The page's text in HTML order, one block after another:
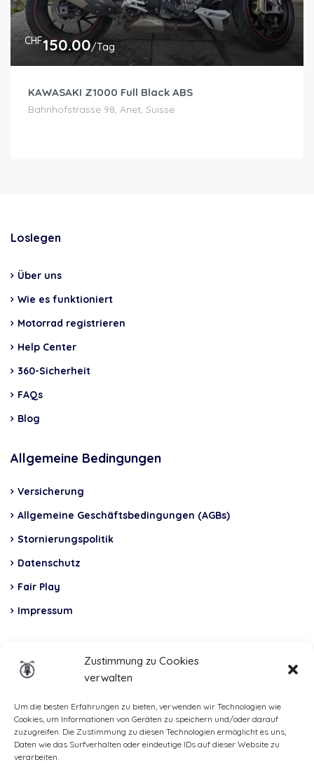
Zustimmung zu Cookies
verwalten
Um die besten Erfahrungen zu bieten, verwenden wir Technologien wie
Cookies, um Informationen von Geräten zu speichern und/oder darauf
zuzugreifen. Die Zustimmung zu diesen Technologien ermöglicht es uns,
Daten wie das Surfverhalten oder eindeutige IDs auf dieser Website zu
verarbeiten.
CHF150.00/Tag
KAWASAKI Z1000 Full Black ABS
Bahnhofstrasse 98, Anet, Suisse
Loslegen
Über uns
Wie es funktioniert
Motorrad registrieren
Help Center
360-Sicherheit
FAQs
Blog
Allgemeine Bedingungen
Versicherung
Allgemeine Geschäftsbedingungen (AGBs)
Stornierungspolitik
Datenschutz
Fair Play
Impressum
Total Casco, Partner
Methods
of
payment